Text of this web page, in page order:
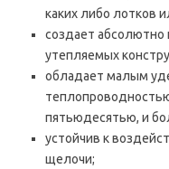
каких либо лотков
создает абсолютно
утепляемых
обладает малым
пятьюдесятью, и
устойчив к
щелочи;